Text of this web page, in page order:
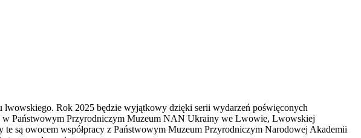
lwowskiego. Rok 2025 będzie wyjątkowy dzięki serii wydarzeń poświęconych
w Państwowym Przyrodniczym Muzeum NAN Ukrainy we Lwowie, Lwowskiej
są owocem współpracy z Państwowym Muzeum Przyrodniczym Narodowej Akademii